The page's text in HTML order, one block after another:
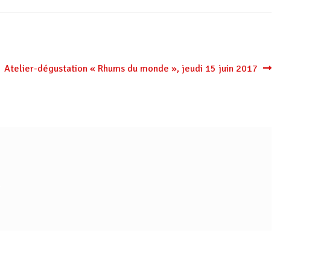
Article
Atelier-dégustation « Rhums du monde », jeudi 15 juin 2017